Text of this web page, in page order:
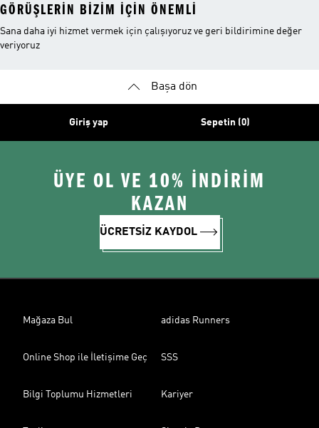
GÖRÜŞLERIN BIZIM IÇIN ÖNEMLI
Sana daha iyi hizmet vermek için çalışıyoruz ve geri bildirimine değer
veriyoruz
Başa dön
Giriş yap Sepetin (0)
ÜYE OL VE 10% İNDİRİM
KAZAN
ÜCRETSİZ KAYDOL
Mağaza Bul adidas Runners
Online Shop ile İletişime Geç SSS
Bilgi Toplumu Hizmetleri Kariyer